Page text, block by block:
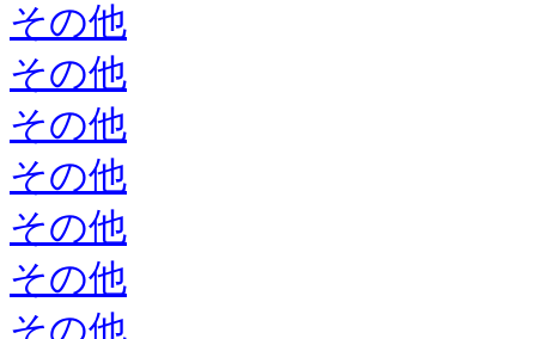
その他
その他
その他
その他
その他
その他
その他